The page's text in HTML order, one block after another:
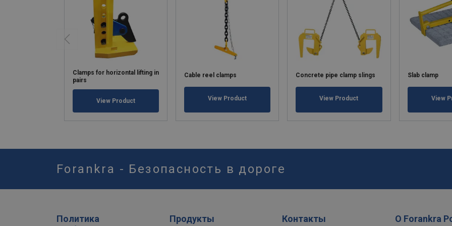
Clamps for horizontal lifting in
pairs
View Product
Cable reel clamps
View Product
Concrete pipe clamp slings
View Product
Slab clamp
View
Forankra - Безопасность в дороге
Политика
Продукты Контакты О Forankra